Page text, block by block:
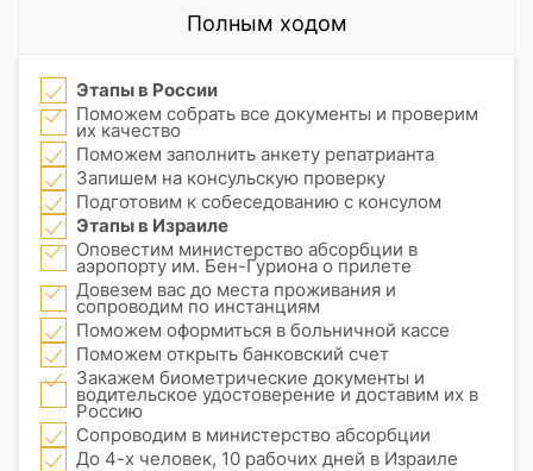
Полным ходом
Этапы в России
Поможем собрать все документы и проверим
их качество
Поможем заполнить анкету репатрианта
Запишем на консульскую проверку
Подготовим к собеседованию с консулом
Этапы в Израиле
Оповестим министерство абсорбции в
аэропорту им. Бен-Гуриона о прилете
Довезем вас до места проживания и
сопроводим по инстанциям
Поможем оформиться в больничной кассе
Поможем открыть банковский счет
Закажем биометрические документы и
водительское удостоверение и доставим их в
Россию
Сопроводим в министерство абсорбции
До 4-х человек, 10 рабочих дней в Израиле